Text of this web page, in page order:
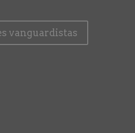
vanguardistas